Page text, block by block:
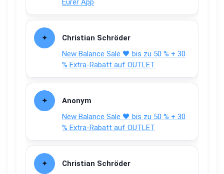
Christian Schröder
New Balance Sale 🖤 bis zu 50 % + 30
% Extra-Rabatt auf OUTLET
Anonym
New Balance Sale 🖤 bis zu 50 % + 30
% Extra-Rabatt auf OUTLET
Christian Schröder